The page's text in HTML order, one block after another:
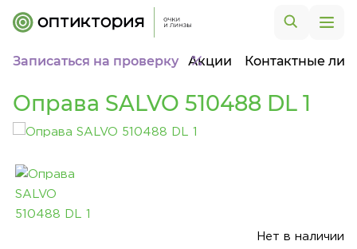
Записаться на проверку Акции Контактные
Оправа SALVO 510488 DL 1
Нет в наличии